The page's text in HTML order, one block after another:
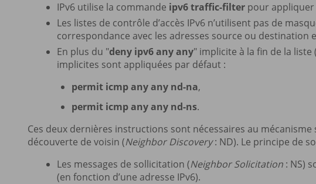
IPv6 utilise la commande ipv6 traffic-filter pour appliquer
Les listes de contrôle d’accès IPv6 n’utilisent pas de
correspondance avec les adresses source ou destination
En plus du "deny ipv6 any any" implicite à la fin de la
implicites sont appliquées par défaut :
permit icmp any any nd-na,
permit icmp any any nd-ns.
Ces deux dernières instructions sont nécessaires au mécanisme
découverte de voisin (Neighbor Discovery: ND). Le principe de
Les messages de sollicitation (Neighbor Solicitation : NS)
(en fonction d’une adresse IPv6).